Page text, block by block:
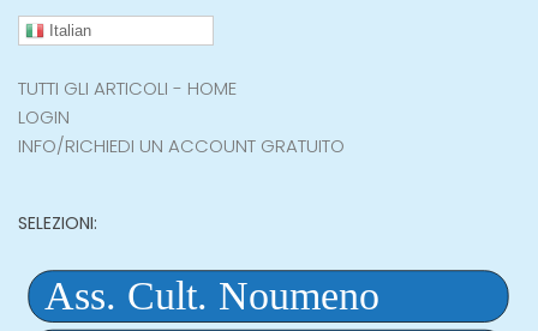
Italian
TUTTI GLI ARTICOLI - HOME
LOGIN
INFO/RICHIEDI UN ACCOUNT GRATUITO
SELEZIONI: